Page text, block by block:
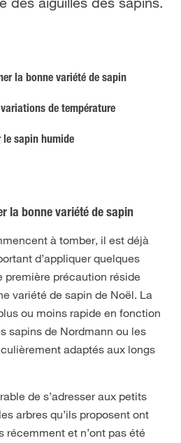
la bonne variété de sapin
de température
le sapin humide
la bonne variété de sapin
à tomber, il est déjà
d’appliquer quelques
précaution réside
variété de sapin de Noël. La
ou moins rapide en fonction
sapins de Nordmann ou les
adaptés aux longs
de s’adresser aux petits
arbres qu’ils proposent ont
récemment et n’ont pas été